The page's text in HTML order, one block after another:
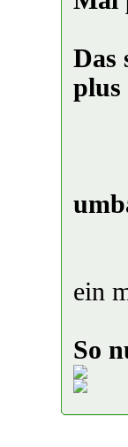
Das
plus
ein
So